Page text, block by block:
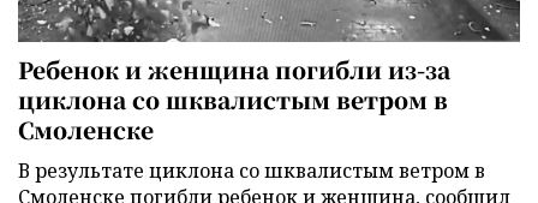
Ребенок и женщина погибли из-за
циклона со шквалистым ветром в
Смоленске
В результате циклона со шквалистым ветром в
Смоленске погибли ребенок и женщина, сообщил